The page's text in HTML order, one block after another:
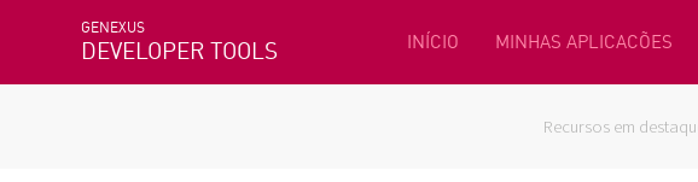
GENEXUS
DEVELOPER TOOLS INÍCIO MINHAS APLICACÕES
Recursos em